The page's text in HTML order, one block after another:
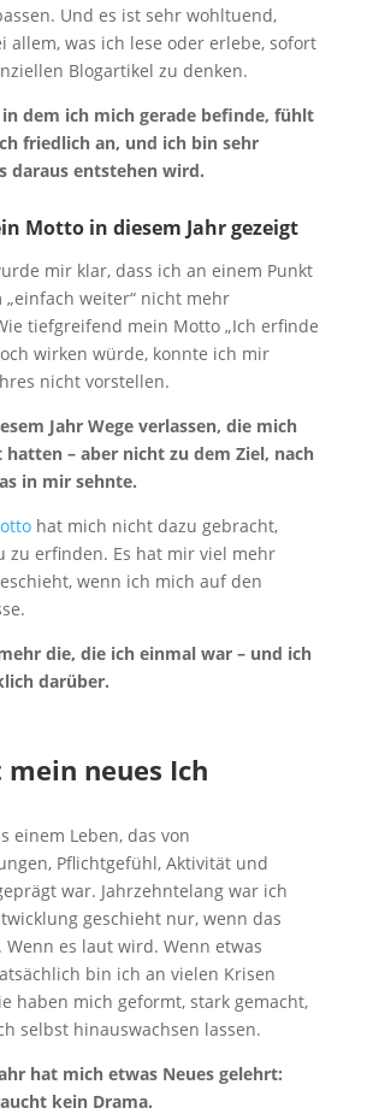
Und es ist sehr wohltuend,
allem, was ich lese oder erlebe, sofort
Blogartikel zu denken.
in dem ich mich gerade befinde, fühlt
friedlich an, und ich bin sehr
daraus entstehen wird.
Motto in diesem Jahr gezeigt
mir klar, dass ich an einem Punkt
„einfach weiter“ nicht mehr
tiefgreifend mein Motto „Ich erfinde
wirken würde, konnte ich mir
nicht vorstellen.
Jahr Wege verlassen, die mich
– aber nicht zu dem Ziel, nach
in mir sehnte.
hat mich nicht dazu gebracht,
zu erfinden. Es hat mir viel mehr
wenn ich mich auf den
die, die ich einmal war – und ich
darüber.
mein neues Ich
einem Leben, das von
Pflichtgefühl, Aktivität und
war. Jahrzehntelang war ich
geschieht nur, wenn das
Wenn es laut wird. Wenn etwas
bin ich an vielen Krisen
haben mich geformt, stark gemacht,
selbst hinauswachsen lassen.
hat mich etwas Neues gelehrt:
kein Drama.